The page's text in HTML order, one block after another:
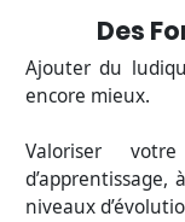
Des
Ajouter du
encore mieux.
Valoriser
d’apprentissage,
niveaux